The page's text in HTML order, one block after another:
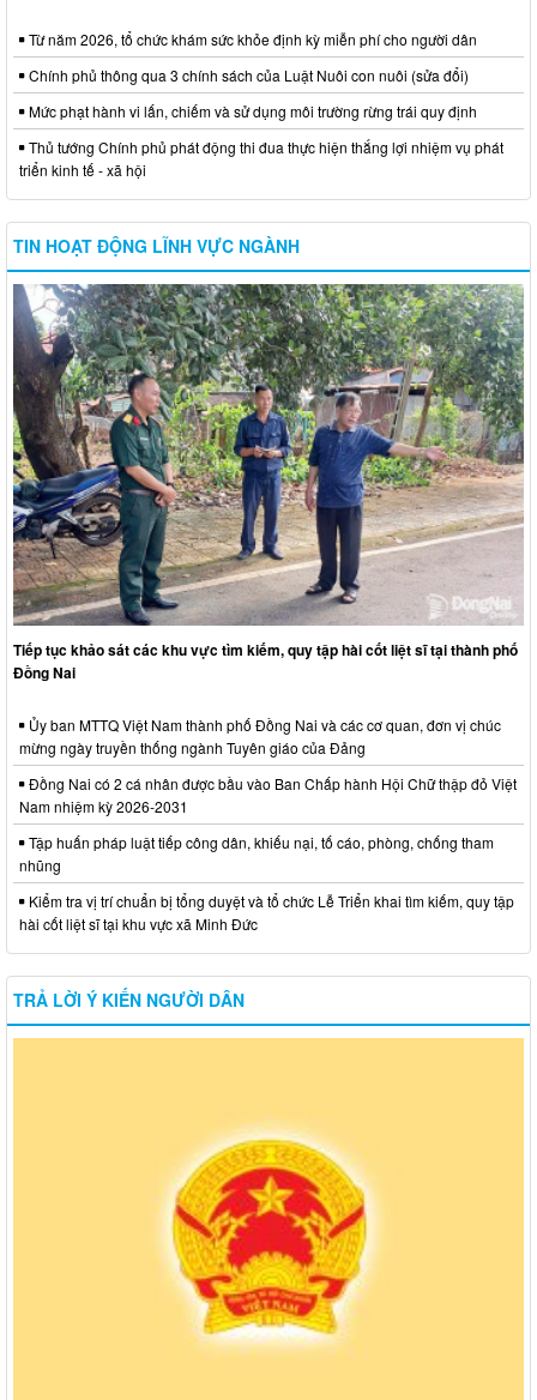
Từ năm 2026, tổ chức khám sức khỏe định kỳ miễn phí cho người dân
Chính phủ thông qua 3 chính sách của Luật Nuôi con nuôi (sửa đổi)
Mức phạt hành vi lấn, chiếm và sử dụng môi trường rừng trái quy định
Thủ tướng Chính phủ phát động thi đua thực hiện thắng lợi nhiệm vụ phát
triển kinh tế - xã hội
TIN HOẠT ĐỘNG LĨNH VỰC NGÀNH
Tiếp tục khảo sát các khu vực tìm kiếm, quy tập hài cốt liệt sĩ tại thành phố
Đồng Nai
Ủy ban MTTQ Việt Nam thành phố Đồng Nai và các cơ quan, đơn vị chúc
mừng ngày truyền thống ngành Tuyên giáo của Đảng
Đồng Nai có 2 cá nhân được bầu vào Ban Chấp hành Hội Chữ thập đỏ Việt
Nam nhiệm kỳ 2026-2031
Tập huấn pháp luật tiếp công dân, khiếu nại, tố cáo, phòng, chống tham
nhũng
Kiểm tra vị trí chuẩn bị tổng duyệt và tổ chức Lễ Triển khai tìm kiếm, quy tập
hài cốt liệt sĩ tại khu vực xã Minh Đức
TRẢ LỜI Ý KIẾN NGƯỜI DÂN